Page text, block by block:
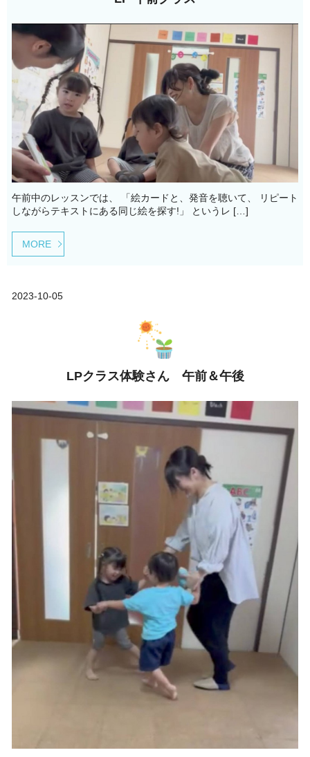
午前中のレッスンでは、 「絵カードと、発音を聴いて、 リピート
しながらテキストにある同じ絵を探す!」 というレ […]
MORE
2023-10-05
LPクラス体験さん 午前＆午後